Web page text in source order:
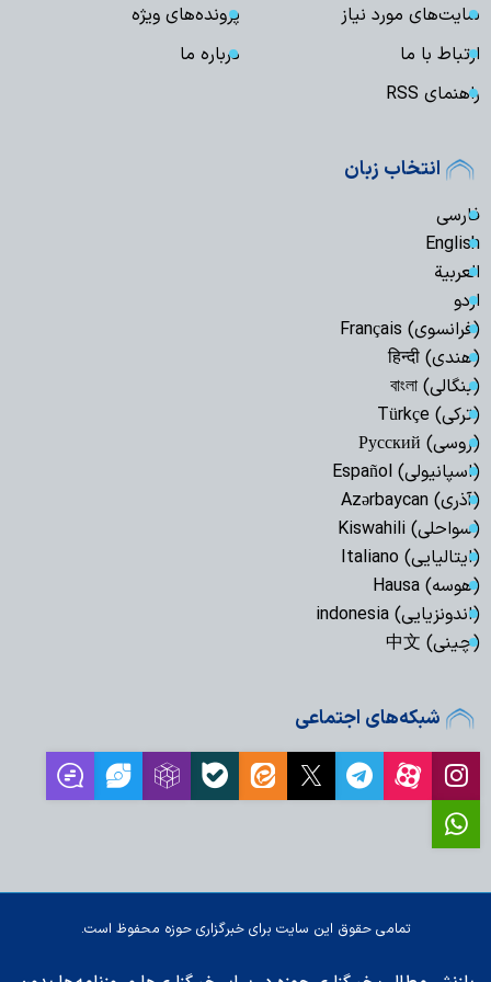
سایت‌های مورد نیاز
پرونده‌های ویژه
ارتباط با ما
درباره ما
راهنمای RSS
انتخاب زبان
فارسی
English
العربیة
اردو
(فرانسوی) Français
(هندی) हिन्दी
(بنگالی) বাংলা
(ترکی) Türkçe
(روسی) Русский
(اسپانیولی) Español
(آذری) Azərbaycan
(سواحلی) Kiswahili
(ایتالیایی) Italiano
(هوسه) Hausa
(اندونزیایی) indonesia
(چینی) 中文
شبکه‌های اجتماعی
تمامی حقوق این سایت برای خبرگزاری حوزه محفوظ است.